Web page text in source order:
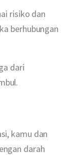
risiko dan
berhubungan
dari
kamu dan
darah